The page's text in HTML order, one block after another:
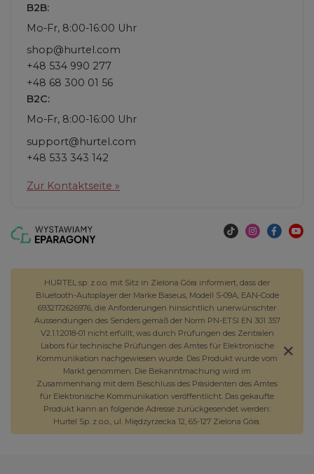
B2B:
Mo-Fr, 8:00-16:00 Uhr
shop@hurtel.com
+48 534 990 277
+48 68 300 01 56
B2C:
Mo-Fr, 8:00-16:00 Uhr
support@hurtel.com
+48 533 343 142
Zur Kontaktseite »
HURTEL sp. z o.o. mit Sitz in Zielona Góra informiert, dass der
Bluetooth-Autoplayer der Marke Baseus, Modell S-09A, EAN-Code
6932172626976, die Anforderungen hinsichtlich unerwünschter
Aussendungen des Senders gemäß der Norm PN-ETSI EN 301 357
V2.1.1:2018-01 nicht erfüllt, was durch Prüfungen des Zentralen
Labors für technische Prüfungen des Amtes für Elektronische
Kommunikation nachgewiesen wurde. Das Produkt wurde vom
Markt genommen. Die Bekanntmachung wird im
Zusammenhang mit dem Beschluss des Präsidenten des Amtes
für Elektronische Kommunikation veröffentlicht. Das gekaufte
Produkt kann an folgende Adresse zurückgesendet werden:
Hurtel Sp. z o.o., ul. Międzyrzecka 12, 65-127 Zielona Góra.